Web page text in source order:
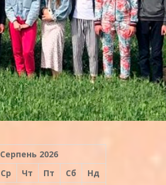
Серпень 2026
Ср Чт Пт Сб
Нд